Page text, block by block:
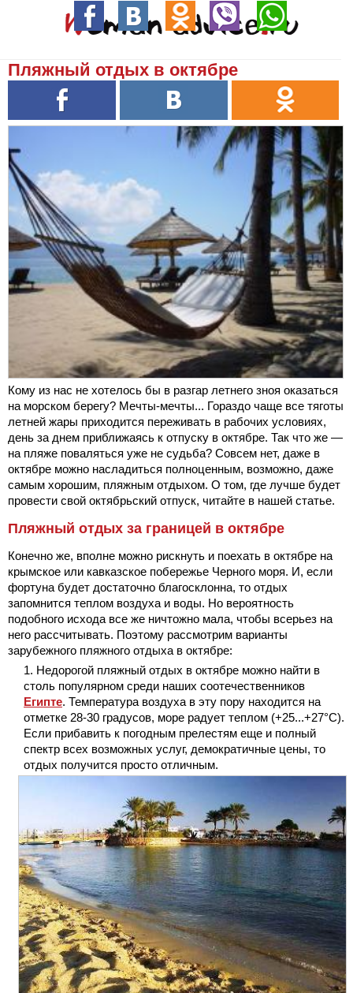
Пляжный отдых в октябре
Кому из нас не хотелось бы в разгар летнего зноя оказаться
на морском берегу? Мечты-мечты... Гораздо чаще все тяготы
летней жары приходится переживать в рабочих условиях,
день за днем приближаясь к отпуску в октябре. Так что же —
на пляже поваляться уже не судьба? Совсем нет, даже в
октябре можно насладиться полноценным, возможно, даже
самым хорошим, пляжным отдыхом. О том, где лучше будет
провести свой октябрьский отпуск, читайте в нашей статье.
Пляжный отдых за границей в октябре
Конечно же, вполне можно рискнуть и поехать в октябре на
крымское или кавказское побережье Черного моря. И, если
фортуна будет достаточно благосклонна, то отдых
запомнится теплом воздуха и воды. Но вероятность
подобного исхода все же ничтожно мала, чтобы всерьез на
него рассчитывать. Поэтому рассмотрим варианты
зарубежного пляжного отдыха в октябре:
Недорогой пляжный отдых в октябре можно найти в
столь популярном среди наших соотечественников
Египте. Температура воздуха в эту пору находится на
отметке 28-30 градусов, море радует теплом (+25...+27°С).
Если прибавить к погодным прелестям еще и полный
спектр всех возможных услуг, демократичные цены, то
отдых получится просто отличным.